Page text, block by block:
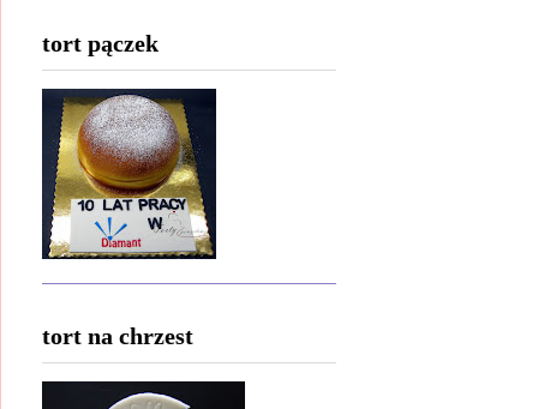
tort pączek
tort na chrzest